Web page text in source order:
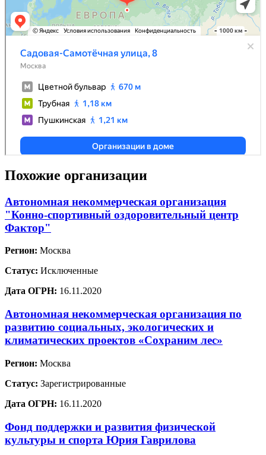
Похожие организации
Автономная некоммерческая организация
"Конно-спортивный оздоровительный центр
Фактор"
Регион: Москва
Статус: Исключенные
Дата ОГРН: 16.11.2020
Автономная некоммерческая организация по
развитию социальных, экологических и
климатических проектов «Сохраним лес»
Регион: Москва
Статус: Зарегистрированные
Дата ОГРН: 16.11.2020
Фонд поддержки и развития физической
культуры и спорта Юрия Гаврилова